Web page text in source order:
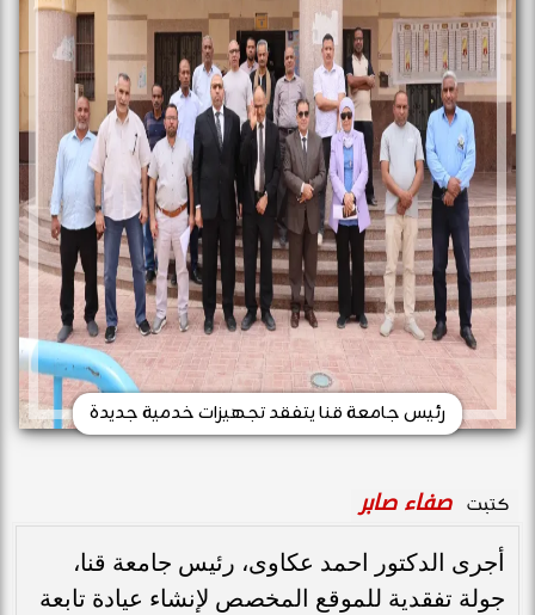
رئيس جامعة قنا يتفقد تجهيزات خدمية جديدة
كتبت صفاء صابر
أجرى الدكتور احمد عكاوى، رئيس جامعة قنا،
جولة تفقدية للموقع المخصص لإنشاء عيادة تابعة